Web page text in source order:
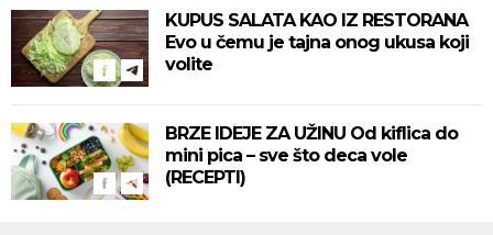
KUPUS SALATA KAO IZ RESTORANA
Evo u čemu je tajna onog ukusa koji
volite
BRZE IDEJE ZA UŽINU Od kiflica do
mini pica – sve što deca vole
(RECEPTI)